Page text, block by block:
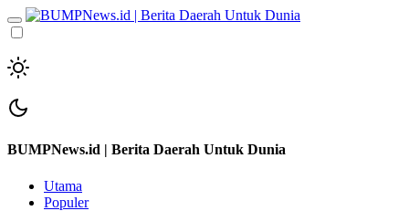
BUMPNews.id | Berita Daerah Untuk Dunia
Utama
Populer